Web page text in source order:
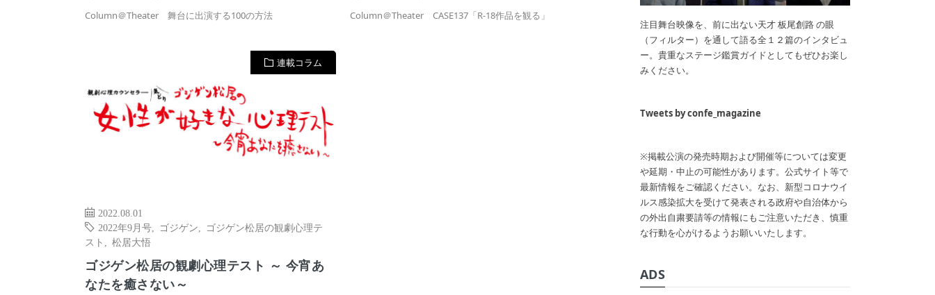
Column＠Theater 舞台に出演する100の方法 Column＠Theater CASE137「R-18作品を観る」
連載コラム
2022.08.01
2022年9月号
ゴジゲン
ゴジゲン松居の観劇心理テ
スト
松居大悟
ゴジゲン松居の観劇心理テスト ～ 今宵あ
なたを癒さない～
注目舞台映像を、前に出ない天才 板尾創路 の眼
（フィルター）を通して語る全１２篇のインタビュ
ー。貴重なステージ鑑賞ガイドとしてもぜひお楽し
みください。
Tweets by confe_magazine
※掲載公演の発売時期および開催等については変更
や延期・中止の可能性があります。公式サイト等で
最新情報をご確認ください。なお、新型コロナウイ
ルス感染拡大を受けて発表される政府や自治体から
の外出自粛要請等の情報にもご注意いただき、慎重
な行動を心がけるようお願いいたします。
ADS